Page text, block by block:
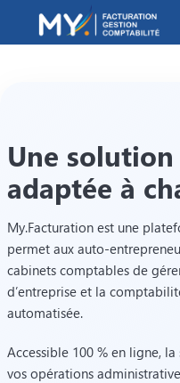
Une
adaptée à
My.Facturation est une
permet aux auto-
cabinets comptables de
d’entreprise et la
automatisée.
Accessible 100 % en ligne,
vos opérations